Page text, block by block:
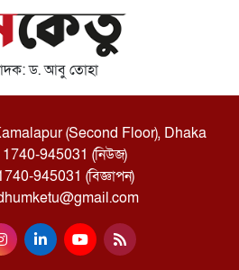
ড. আবু তোহা
(Second Floor), Dhaka
945031 (নিউজ)
945031 (বিজ্ঞাপন)